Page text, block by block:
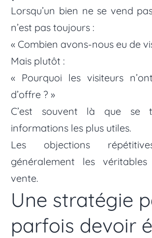
Lorsqu’un bien ne se vend
n’est pas toujours :
« Combien avons-nous eu de
Mais plutôt :
« Pourquoi les visiteurs
d’offre ? »
C’est souvent là que se
informations les plus utiles.
Les objections
généralement les
vente.
Une stratégie
parfois devoir